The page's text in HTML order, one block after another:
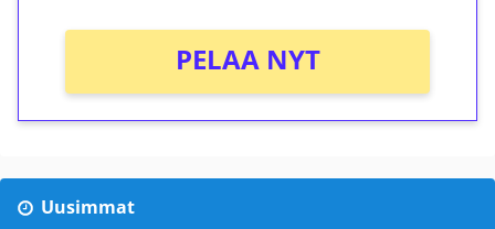
PELAA NYT
Uusimmat